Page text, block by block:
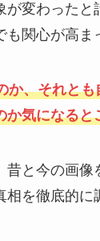
が変わったと
関心が高ま
か、それと
か気になると
昔と今の画像
を徹底的に